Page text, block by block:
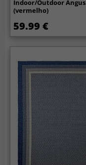
Indoor/Outdoor Angus
(vermelho)
59.99 €